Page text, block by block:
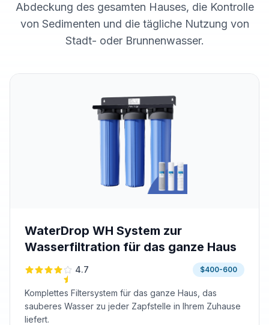
Abdeckung des gesamten Hauses, die Kontrolle
von Sedimenten und die tägliche Nutzung von
Stadt- oder Brunnenwasser.
WaterDrop WH System zur
Wasserfiltration für das ganze Haus
4.7 $400-600
Komplettes Filtersystem für das ganze Haus, das
sauberes Wasser zu jeder Zapfstelle in Ihrem Zuhause
liefert.